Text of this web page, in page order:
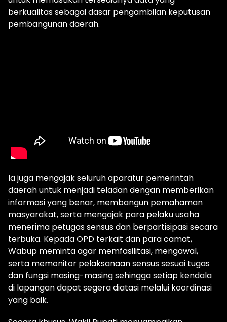
berkualitas sebagai dasar pengambilan keputusan
pembangunan daerah.
Ia juga mengajak seluruh aparatur pemerintah
daerah untuk menjadi teladan dengan memberikan
informasi yang benar, membangun pemahaman
masyarakat, serta mengajak para pelaku usaha
menerima petugas sensus dan berpartisipasi secara
terbuka. Kepada OPD terkait dan para camat,
Wabup meminta agar memfasilitasi, mengawal,
serta memonitor pelaksanaan sensus sesuai tugas
dan fungsi masing-masing sehingga setiap kendala
di lapangan dapat segera diatasi melalui koordinasi
yang baik.